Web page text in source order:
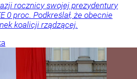
rocznicy swojej prezydentury
0 proc. Podkreślał, że obecnie
koalicji rządzącej.